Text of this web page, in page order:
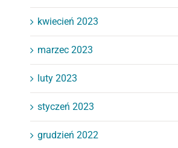
kwiecień 2023
marzec 2023
luty 2023
styczeń 2023
grudzień 2022